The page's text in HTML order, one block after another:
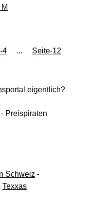
4 ... Seite-12
eigentlich?
Preispiraten
Schweiz -
Texxas